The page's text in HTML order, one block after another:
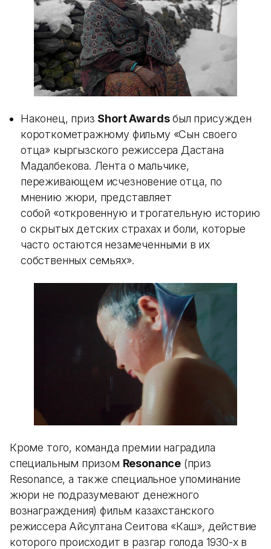
Наконец, приз Short Awardsбыл присужден
короткометражному фильму «Сын своего
отца» кыргызского режиссера Дастана
Мадалбекова. Лента о мальчике,
переживающем исчезновение отца, по
мнению жюри, представляет
собой «откровенную и трогательную историю
о скрытых детских страхах и боли, которые
часто остаются незамеченными в их
собственных семьях».
Кроме того, команда премии наградила
специальным призом Resonance(приз
Resonance, а также специальное упоминание
жюри не подразумевают денежного
вознаграждения) фильм казахстанского
режиссера Айсултана Сеитова «Каш», действие
которого происходит в разгар голода 1930-х в